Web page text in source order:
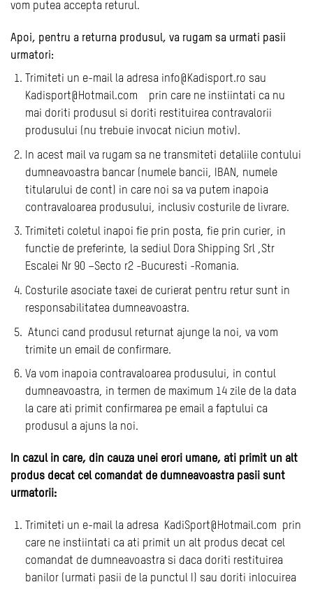
vom putea accepta returul.
Apoi, pentru a returna produsul, va rugam sa urmati pasii
urmatori:
Trimiteti un e-mail la adresa info@Kadisport.ro sau
Kadisport@Hotmail.com prin care ne instiintati ca nu
mai doriti produsul si doriti restituirea contravalorii
produsului (nu trebuie invocat niciun motiv).
In acest mail va rugam sa ne transmiteti detaliile contului
dumneavoastra bancar (numele bancii, IBAN, numele
titularului de cont) in care noi sa va putem inapoia
contravaloarea produsului, inclusiv costurile de livrare.
Trimiteti coletul inapoi fie prin posta, fie prin curier, in
functie de preferinte, la sediul Dora Shipping Srl ,Str
Escalei Nr 90 –Secto r2 -Bucuresti -Romania.
Costurile asociate taxei de curierat pentru retur sunt in
responsabilitatea dumneavoastra.
Atunci cand produsul returnat ajunge la noi, va vom
trimite un email de confirmare.
Va vom inapoia contravaloarea produsului, in contul
dumneavoastra, in termen de maximum 14 zile de la data
la care ati primit confirmarea pe email a faptului ca
produsul a ajuns la noi.
In cazul in care, din cauza unei erori umane, ati primit un alt
produs decat cel comandat de dumneavoastra pasii sunt
urmatorii:
Trimiteti un e-mail la adresa KadiSport@Hotmail.com prin
care ne instiintati ca ati primit un alt produs decat cel
comandat de dumneavoastra si daca doriti restituirea
banilor (urmati pasii de la punctul I) sau doriti inlocuirea